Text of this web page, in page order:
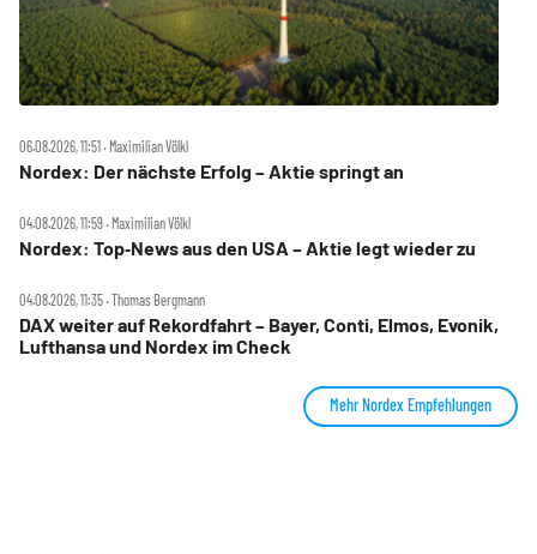
06.08.2026, 11:51 ‧ Maximilian Völkl
Nordex: Der nächste Erfolg – Aktie springt an
04.08.2026, 11:59 ‧ Maximilian Völkl
Nordex: Top‑News aus den USA – Aktie legt wieder zu
04.08.2026, 11:35 ‧ Thomas Bergmann
DAX weiter auf Rekordfahrt – Bayer, Conti, Elmos, Evonik,
Lufthansa und Nordex im Check
Mehr Nordex Empfehlungen